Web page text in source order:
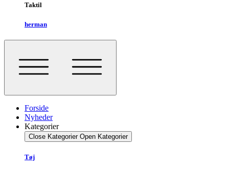
Taktil
herman
Forside
Nyheder
Kategorier
Close Kategorier Open Kategorier
Tøj